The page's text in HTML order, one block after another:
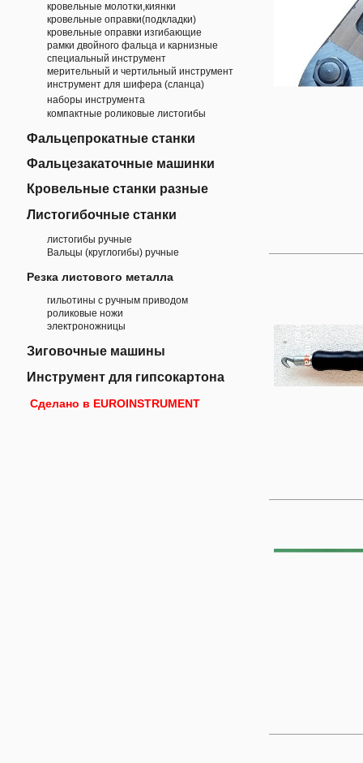
кровельные молотки,киянки
кровельные оправки(подкладки)
кровельные оправки изгибающие
рамки двойного фальца и карнизные
специальный инструмент
мерительный и чертильный инструмент
инструмент для шифера (сланца)
наборы инструмента
компактные роликовые листогибы
Фальцепрокатные станки
Фальцезакаточные машинки
Кровельные станки разные
Листогибочные станки
листогибы ручные
Вальцы (круглогибы) ручные
Резка листового металла
гильотины с ручным приводом
роликовые ножи
электроножницы
Зиговочные машины
Инструмент для гипсокартона
Сделано в EUROINSTRUMENT